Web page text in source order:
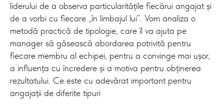
liderului de a observa particularitățile fiecărui angajat și
de a vorbi cu fiecare „în limbajul lui”. Vom analiza o
metodă practică de tipologie, care îl va ajuta pe
manager să găsească abordarea potrivită pentru
fiecare membru al echipei, pentru a convinge mai ușor,
a influența cu încredere și a motiva pentru obținerea
rezultatului. Ce este cu adevărat important pentru
angajații de diferite tipuri